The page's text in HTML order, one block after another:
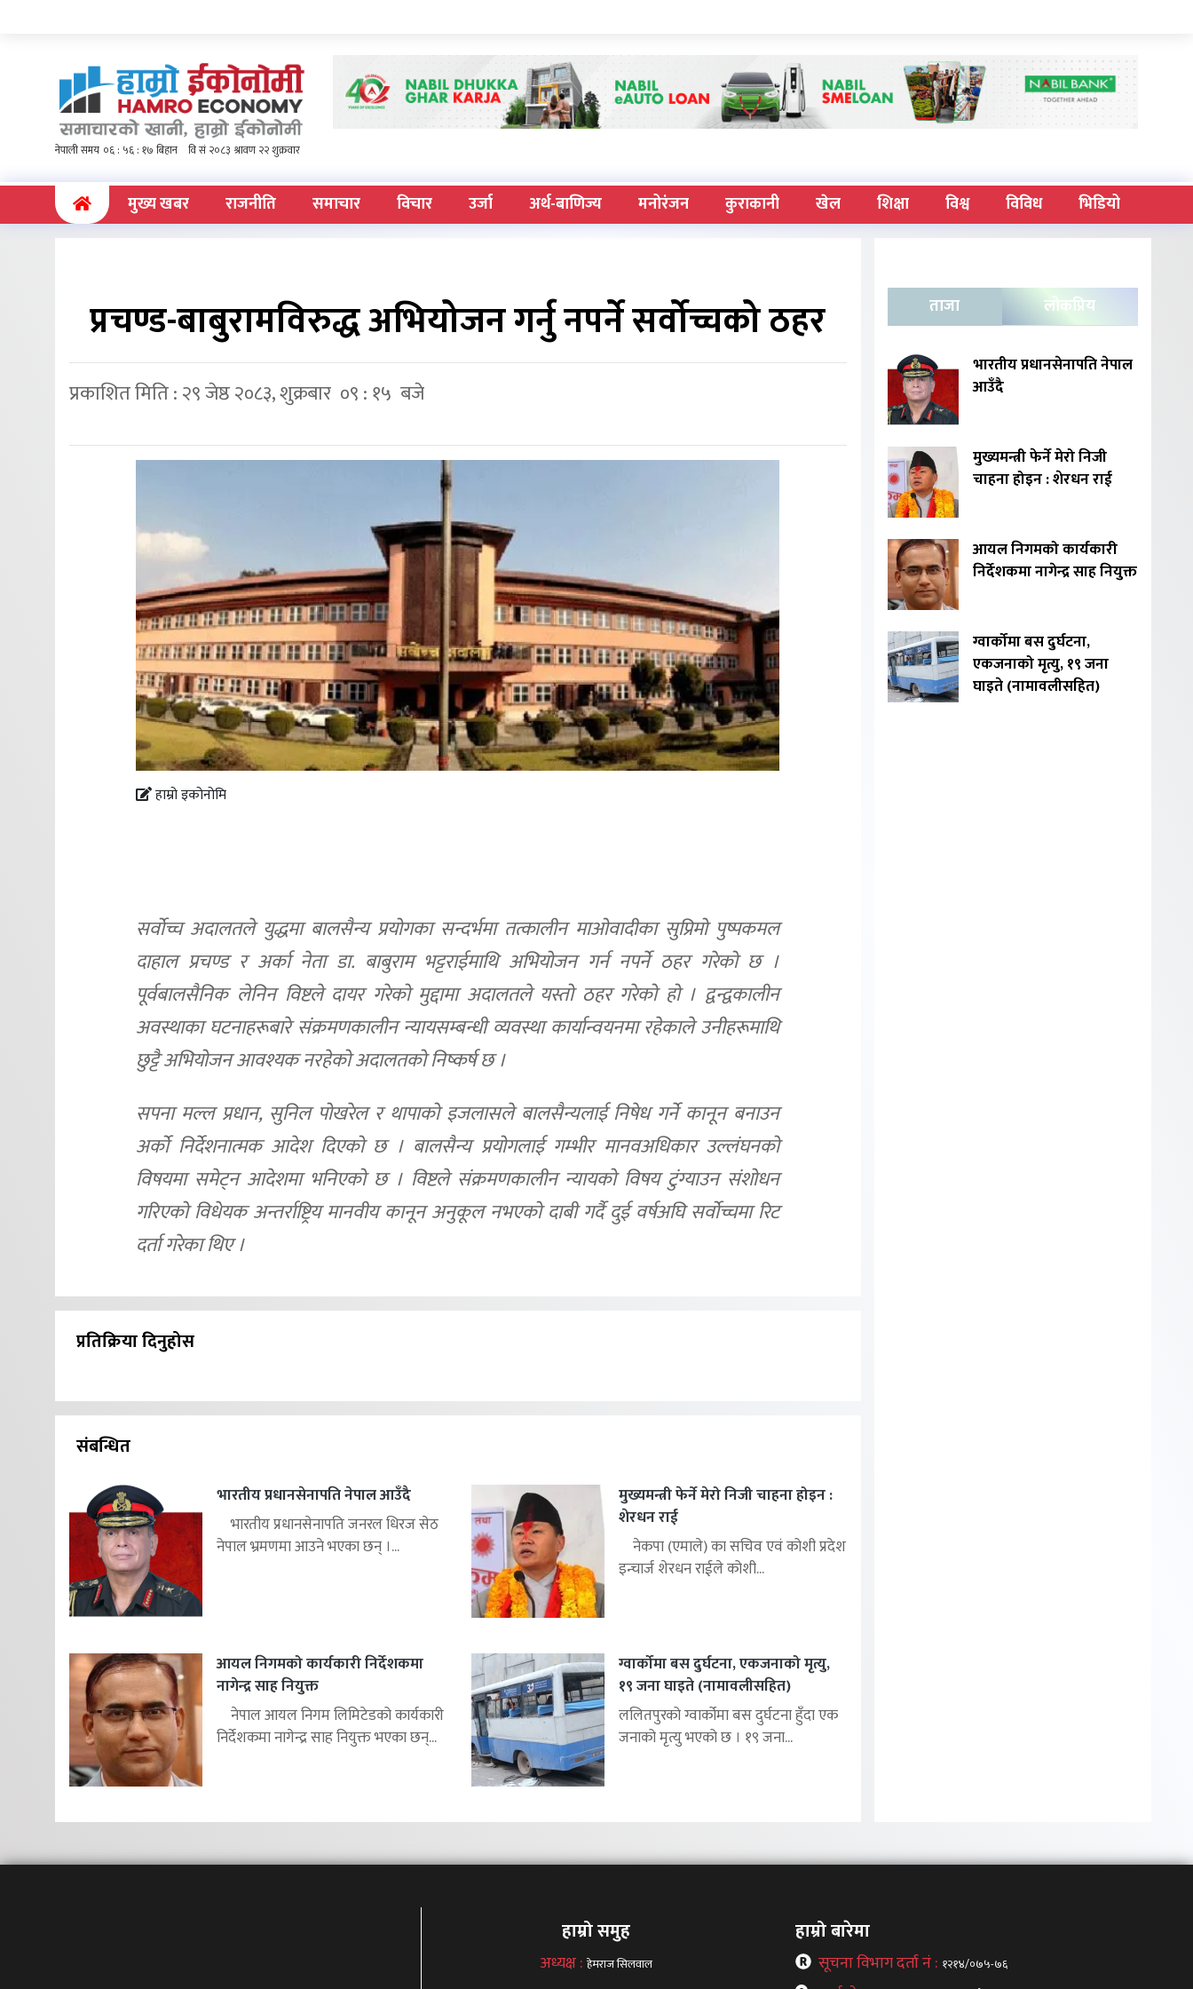
(current)मुख्य खबर राजनीति समाचार विचार उर्जा अर्थ-बाणिज्य मनोरंजन कुराकानी खेल शिक्षा विश्व विविध भिडियो
प्रचण्ड-बाबुरामविरुद्ध अभियोजन गर्नु नपर्ने सर्वोच्चको ठहर
प्रकाशित मिति : २९ जेष्ठ २०८३, शुक्रबार ०९ : १५ बजे
हाम्रो इकोनोमि
सर्वोच्च अदालतले युद्धमा बालसैन्य प्रयोगका सन्दर्भमा तत्कालीन माओवादीका सुप्रिमो पुष्पकमल
दाहाल प्रचण्ड र अर्का नेता डा. बाबुराम भट्टराईमाथि अभियोजन गर्न नपर्ने ठहर गरेको छ ।
पूर्वबालसैनिक लेनिन विष्टले दायर गरेको मुद्दामा अदालतले यस्तो ठहर गरेको हो । द्वन्द्वकालीन
अवस्थाका घटनाहरूबारे संक्रमणकालीन न्यायसम्बन्धी व्यवस्था कार्यान्वयनमा रहेकाले उनीहरूमाथि
छुट्टै अभियोजन आवश्यक नरहेको अदालतको निष्कर्ष छ ।
सपना मल्ल प्रधान, सुनिल पोखरेल र थापाको इजलासले बालसैन्यलाई निषेध गर्ने कानून बनाउन
अर्को निर्देशनात्मक आदेश दिएको छ । बालसैन्य प्रयोगलाई गम्भीर मानवअधिकार उल्लंघनको
विषयमा समेट्न आदेशमा भनिएको छ । विष्टले संक्रमणकालीन न्यायको विषय टुंग्याउन संशोधन
गरिएको विधेयक अन्तर्राष्ट्रिय मानवीय कानून अनुकूल नभएको दाबी गर्दै दुई वर्षअघि सर्वोच्चमा रिट
दर्ता गरेका थिए ।
प्रतिक्रिया दिनुहोस
संबन्धित
भारतीय प्रधानसेनापति नेपाल आउँदै
भारतीय प्रधानसेनापति जनरल धिरज सेठ
नेपाल भ्रमणमा आउने भएका छन् ।...
मुख्यमन्त्री फेर्ने मेरो निजी चाहना होइन :
शेरधन राई
नेकपा (एमाले) का सचिव एवं कोशी प्रदेश
इन्चार्ज शेरधन राईले कोशी...
आयल निगमको कार्यकारी निर्देशकमा
नागेन्द्र साह नियुक्त
नेपाल आयल निगम लिमिटेडको कार्यकारी
निर्देशकमा नागेन्द्र साह नियुक्त भएका छन्...
ग्वार्कोमा बस दुर्घटना, एकजनाको मृत्यु,
१९ जना घाइते (नामावलीसहित)
ललितपुरको ग्वार्कोमा बस दुर्घटना हुँदा एक
जनाको मृत्यु भएको छ । १९ जना...
ताजा लोकप्रिय
भारतीय प्रधानसेनापति नेपाल
आउँदै
मुख्यमन्त्री फेर्ने मेरो निजी
चाहना होइन : शेरधन राई
आयल निगमको कार्यकारी
निर्देशकमा नागेन्द्र साह नियुक्त
ग्वार्कोमा बस दुर्घटना,
एकजनाको मृत्यु, १९ जना
घाइते (नामावलीसहित)
हाम्रो समुह
अध्यक्ष :हेमराज सिलवाल
हाम्रो बारेमा
सूचना विभाग दर्ता नं : १२१४/०७५-७६